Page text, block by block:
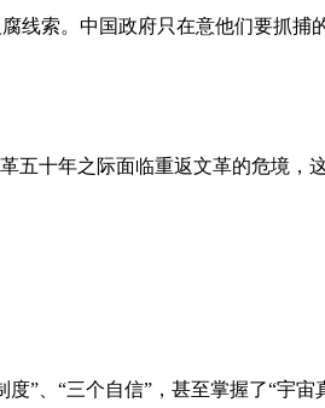
线索。中国政府只在意他们要抓捕
五十年之际面临重返文革的危境，
”、“三个自信”，甚至掌握了“宇宙